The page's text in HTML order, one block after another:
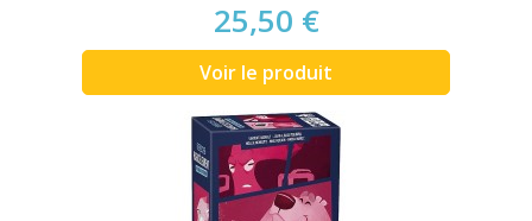
25,50 €
Voir le produit